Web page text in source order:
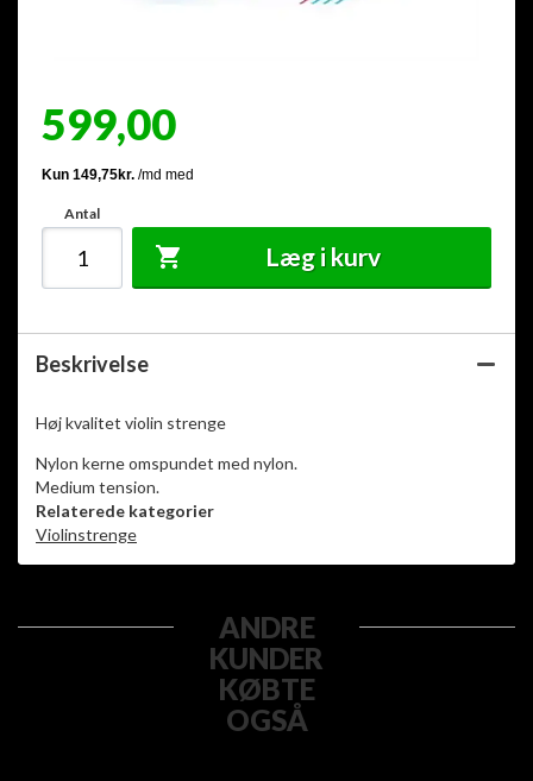
599,00
Antal
Læg i kurv
Beskrivelse
Høj kvalitet violin strenge
Nylon kerne omspundet med nylon.
Medium tension.
Relaterede kategorier
Violinstrenge
ANDRE
KUNDER
KØBTE
OGSÅ